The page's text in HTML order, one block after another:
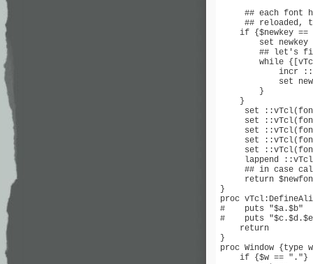
## each font
## reloaded,
if {$newkey ==
set newkey
## let's
while
incr
set
        }
    }
set
set
set
set
set
lappend
## in case
return
}
proc
#    puts "$a.$b"
#    puts
    return
}
proc Window {type
if {$w == "."}